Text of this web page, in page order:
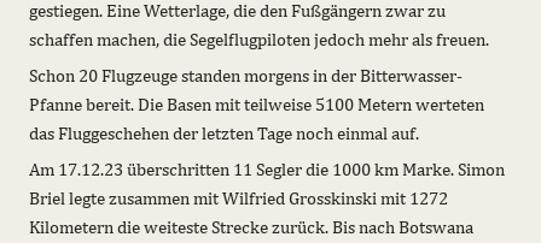
gestiegen. Eine Wetterlage, die den Fußgängern zwar zu
schaffen machen, die Segelflugpiloten jedoch mehr als freuen.
Schon 20 Flugzeuge standen morgens in der Bitterwasser-
Pfanne bereit. Die Basen mit teilweise 5100 Metern werteten
das Fluggeschehen der letzten Tage noch einmal auf.
Am 17.12.23 überschritten 11 Segler die 1000 km Marke. Simon
Briel legte zusammen mit Wilfried Grosskinski mit 1272
Kilometern die weiteste Strecke zurück. Bis nach Botswana